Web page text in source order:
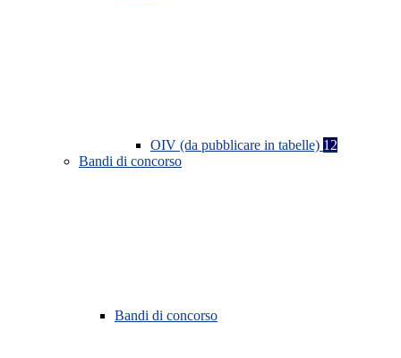
OIV (da pubblicare in tabelle) 12
Bandi di concorso
Bandi di concorso